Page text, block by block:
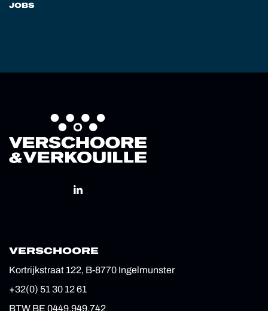
JOBS
VERSCHOORE
Kortrijkstraat 122, B-8770 Ingelmunster
+32(0) 51 30 12 61
BTW BE 0449.949.742